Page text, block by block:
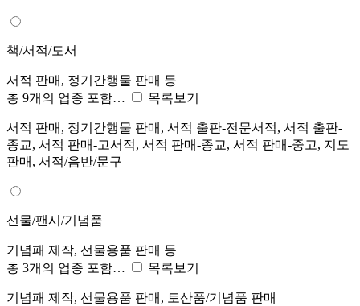
책/서적/도서
서적 판매, 정기간행물 판매 등
총 9개의 업종 포함…
목록보기
서적 판매, 정기간행물 판매, 서적 출판-전문서적, 서적 출판-
종교, 서적 판매-고서적, 서적 판매-종교, 서적 판매-중고, 지도
판매, 서적/음반/문구
선물/팬시/기념품
기념패 제작, 선물용품 판매 등
총 3개의 업종 포함…
목록보기
기념패 제작, 선물용품 판매, 토산품/기념품 판매